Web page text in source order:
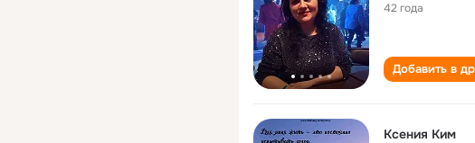
42 года
Добавить в
Ксения Ким